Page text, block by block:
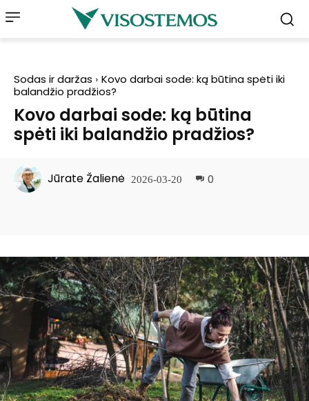
Sodas ir daržas
Kovo darbai sode: ką būtina spėti iki
balandžio pradžios?
Kovo darbai sode: ką būtina
spėti iki balandžio pradžios?
Jūrate Žalienė 2026-03-20 0